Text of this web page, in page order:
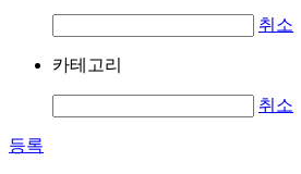
취소
카테고리
취소
등록